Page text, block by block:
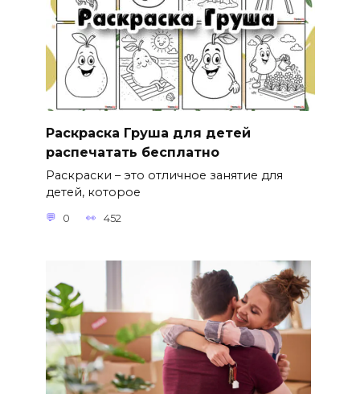
Раскраска Груша для детей
распечатать бесплатно
Раскраски – это отличное занятие для
детей, которое
0 452